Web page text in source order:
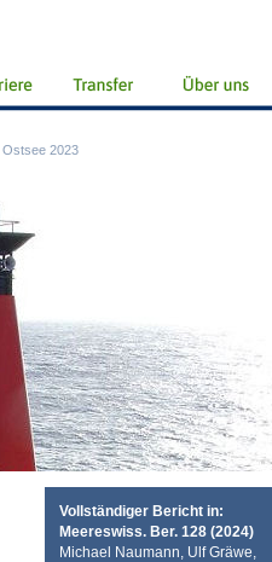
2023
Vollständiger Bericht in:
Meereswiss. Ber. 128 (2024)
Michael Naumann, Ulf Gräwe,